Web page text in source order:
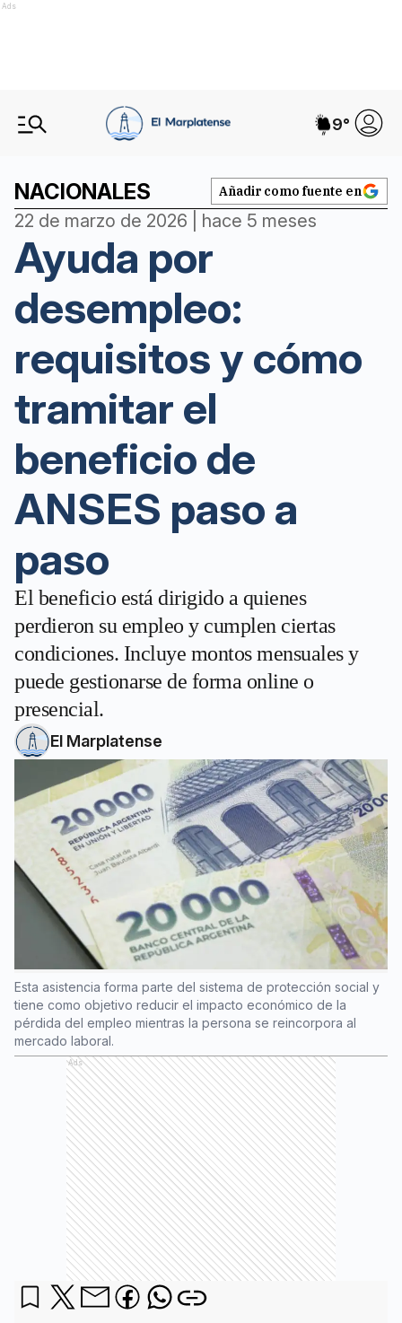
Ads
9°
NACIONALES Añadir como fuente en
22 de marzo de 2026 | hace 5 meses
Ayuda por
desempleo:
requisitos y cómo
tramitar el
beneficio de
ANSES paso a
paso
El beneficio está dirigido a quienes
perdieron su empleo y cumplen ciertas
condiciones. Incluye montos mensuales y
puede gestionarse de forma online o
presencial.
El Marplatense
Esta asistencia forma parte del sistema de protección social y
tiene como objetivo reducir el impacto económico de la
pérdida del empleo mientras la persona se reincorpora al
mercado laboral.
Ads